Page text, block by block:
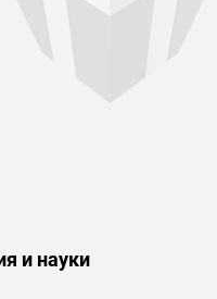
и науки